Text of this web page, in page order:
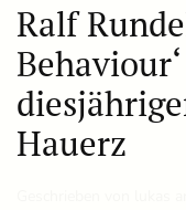
Ralf
Hauerz